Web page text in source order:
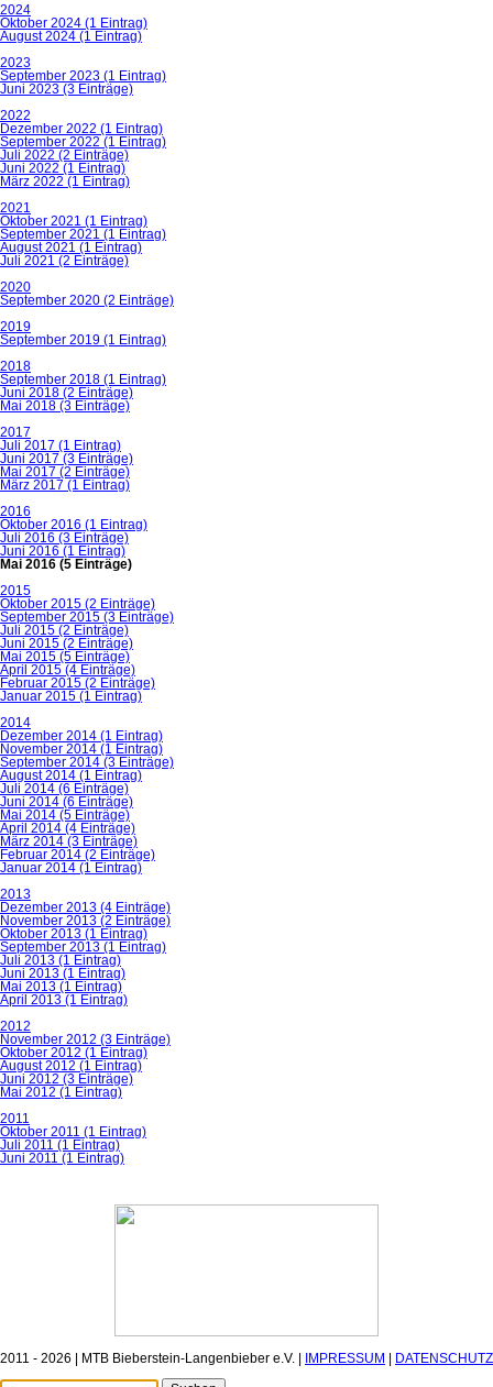
2024
Oktober 2024 (1 Eintrag)
August 2024 (1 Eintrag)
2023
September 2023 (1 Eintrag)
Juni 2023 (3 Einträge)
2022
Dezember 2022 (1 Eintrag)
September 2022 (1 Eintrag)
Juli 2022 (2 Einträge)
Juni 2022 (1 Eintrag)
März 2022 (1 Eintrag)
2021
Oktober 2021 (1 Eintrag)
September 2021 (1 Eintrag)
August 2021 (1 Eintrag)
Juli 2021 (2 Einträge)
2020
September 2020 (2 Einträge)
2019
September 2019 (1 Eintrag)
2018
September 2018 (1 Eintrag)
Juni 2018 (2 Einträge)
Mai 2018 (3 Einträge)
2017
Juli 2017 (1 Eintrag)
Juni 2017 (3 Einträge)
Mai 2017 (2 Einträge)
März 2017 (1 Eintrag)
2016
Oktober 2016 (1 Eintrag)
Juli 2016 (3 Einträge)
Juni 2016 (1 Eintrag)
Mai 2016 (5 Einträge)
2015
Oktober 2015 (2 Einträge)
September 2015 (3 Einträge)
Juli 2015 (2 Einträge)
Juni 2015 (2 Einträge)
Mai 2015 (5 Einträge)
April 2015 (4 Einträge)
Februar 2015 (2 Einträge)
Januar 2015 (1 Eintrag)
2014
Dezember 2014 (1 Eintrag)
November 2014 (1 Eintrag)
September 2014 (3 Einträge)
August 2014 (1 Eintrag)
Juli 2014 (6 Einträge)
Juni 2014 (6 Einträge)
Mai 2014 (5 Einträge)
April 2014 (4 Einträge)
März 2014 (3 Einträge)
Februar 2014 (2 Einträge)
Januar 2014 (1 Eintrag)
2013
Dezember 2013 (4 Einträge)
November 2013 (2 Einträge)
Oktober 2013 (1 Eintrag)
September 2013 (1 Eintrag)
Juli 2013 (1 Eintrag)
Juni 2013 (1 Eintrag)
Mai 2013 (1 Eintrag)
April 2013 (1 Eintrag)
2012
November 2012 (3 Einträge)
Oktober 2012 (1 Eintrag)
August 2012 (1 Eintrag)
Juni 2012 (3 Einträge)
Mai 2012 (1 Eintrag)
2011
Oktober 2011 (1 Eintrag)
Juli 2011 (1 Eintrag)
Juni 2011 (1 Eintrag)
2011 - 2026 | MTB Bieberstein-Langenbieber e.V. | IMPRESSUM
DATENSCHUTZ